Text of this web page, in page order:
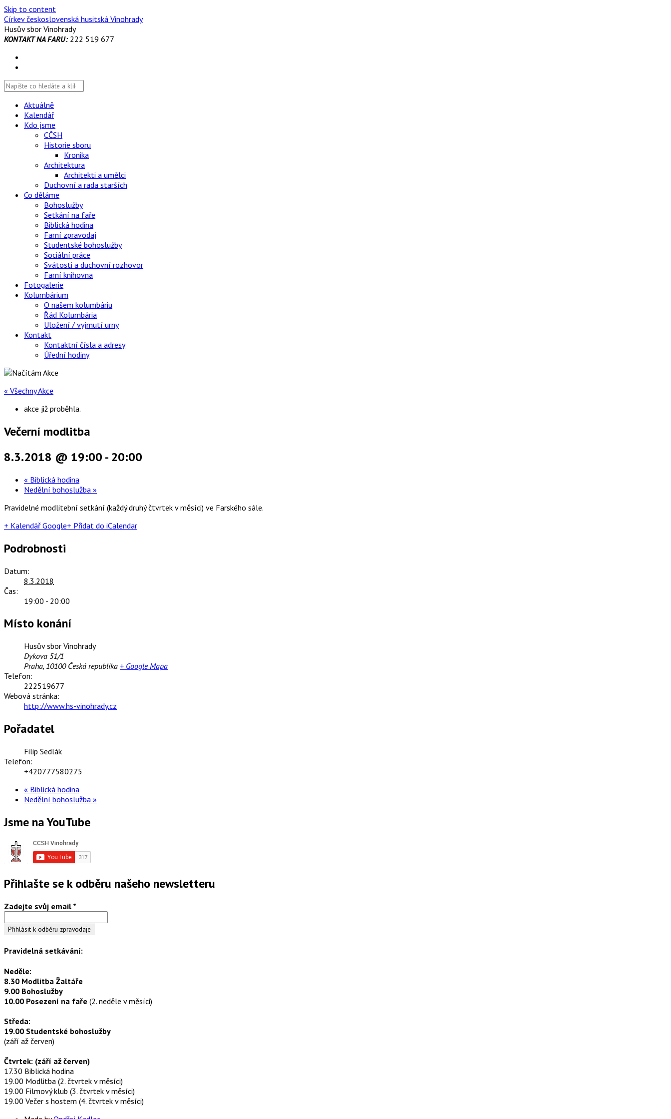
Skip to content
Církev československá husitská Vinohrady
Husův sbor Vinohrady
KONTAKT NA FARU:222 519 677
Aktuálně
Kalendář
Kdo jsme
CČSH
Historie sboru
Kronika
Architektura
Architekti a umělci
Duchovní a rada starších
Co děláme
Bohoslužby
Setkání na faře
Biblická hodina
Farní zpravodaj
Studentské bohoslužby
Sociální práce
Svátosti a duchovní rozhovor
Farní knihovna
Fotogalerie
Kolumbárium
O našem kolumbáriu
Řád Kolumbária
Uložení / vyjmutí urny
Kontakt
Kontaktní čísla a adresy
Úřední hodiny
« Všechny Akce
akce již proběhla.
Večerní modlitba
8.3.2018 @ 19:00 - 20:00
« Biblická hodina
Nedělní bohoslužba »
Pravidelné modlitební setkání (každý druhý čtvrtek v měsíci) ve Farského sále.
+ Kalendář Google+ Přidat do iCalendar
Podrobnosti
Datum:
8.3.2018
Čas:
19:00 - 20:00
Místo konání
Husův sbor Vinohrady
Dykova 51/1
Praha, 10100 Česká republika + Google Mapa
Telefon:
222519677
Webová stránka:
http://www.hs-vinohrady.cz
Pořadatel
Filip Sedlák
Telefon:
+420777580275
« Biblická hodina
Nedělní bohoslužba »
Jsme na YouTube
Přihlašte se k odběru našeho newsletteru
Zadejte svůj email *
Pravidelná setkávání:
Neděle:
8.30 Modlitba Žaltáře
9.00 Bohoslužby
10.00 Posezení na faře (2. neděle v měsíci)
Středa:
19.00 Studentské bohoslužby
(září až červen)
Čtvrtek: (září až červen)
17.30 Biblická hodina
19.00 Modlitba (2. čtvrtek v měsíci)
19.00 Filmový klub (3. čtvrtek v měsíci)
19.00 Večer s hostem (4. čtvrtek v měsíci)